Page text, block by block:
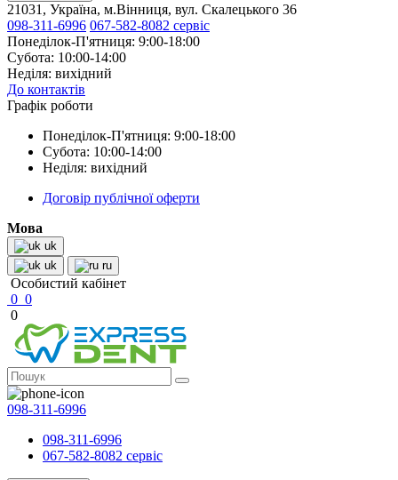
21031, Україна, м.Вінниця, вул. Скалецького 36
098-311-6996 067-582-8082 сервіс
Понеділок-П'ятниця: 9:00-18:00
Субота: 10:00-14:00
Неділя: вихідний
До контактів
Графік роботи
Понеділок-П'ятниця: 9:00-18:00
Субота: 10:00-14:00
Неділя: вихідний
Договір публічної оферти
Мова
uk
uk
ru
Особистий кабінет
0 0
0
098-311-6996
098-311-6996
067-582-8082 сервіс